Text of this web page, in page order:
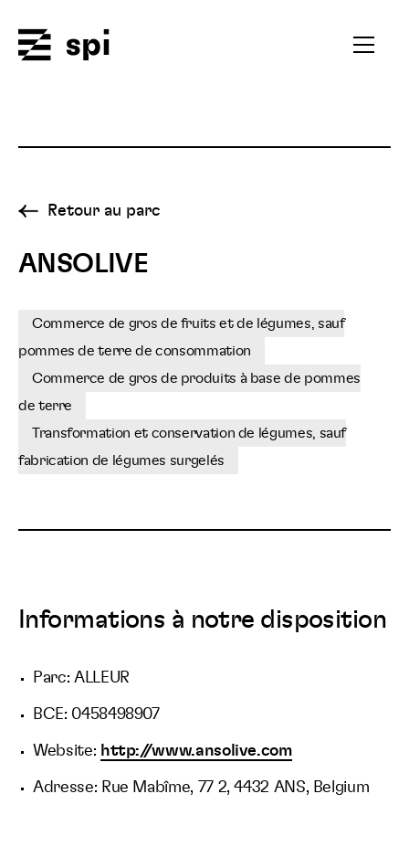
Ouvrir
Retour au parc
ANSOLIVE
Commerce de gros de fruits et de légumes, sauf
pommes de terre de consommation
Commerce de gros de produits à base de pommes
de terre
Transformation et conservation de légumes, sauf
fabrication de légumes surgelés
Informations à notre disposition
Parc: ALLEUR
BCE: 0458498907
Website: http://www.ansolive.com
Adresse: Rue Mabîme, 77 2, 4432 ANS, Belgium